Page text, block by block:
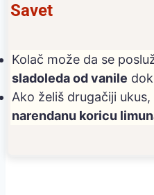
Savet
Kolač može da se
sladoleda od vanile
Ako želiš drugačiji
narendanu koricu